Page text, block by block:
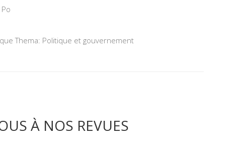
Thema: Politique et gouvernement
À NOS REVUES